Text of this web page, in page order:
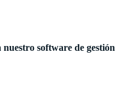
software de gestión